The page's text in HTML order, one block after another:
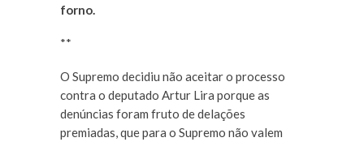
forno.
**
O Supremo decidiu não aceitar o processo
contra o deputado Artur Lira porque as
denúncias foram fruto de delações
premiadas, que para o Supremo não valem